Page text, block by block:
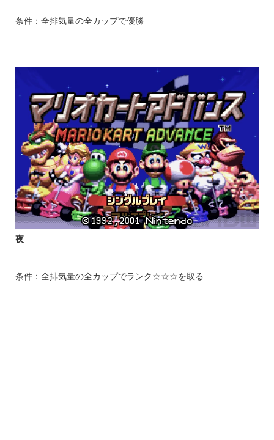
条件：全排気量の全カップで優勝
夜
条件：全排気量の全カップでランク☆☆☆を取る